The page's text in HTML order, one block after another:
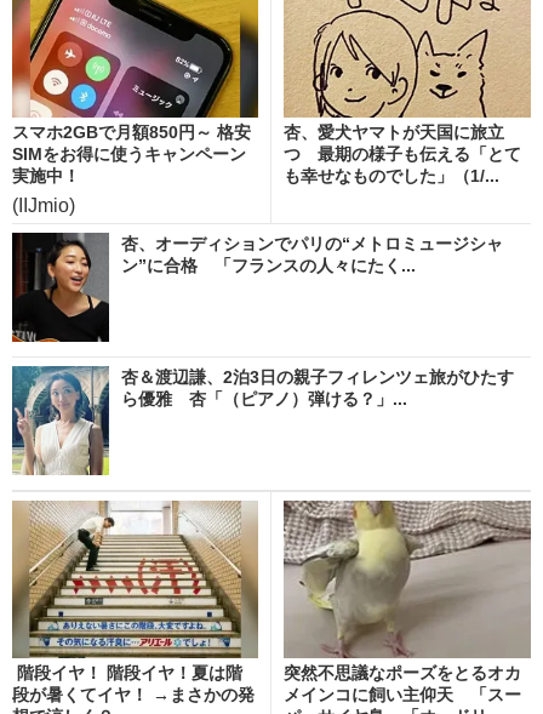
スマホ2GBで月額850円～ 格安
SIMをお得に使うキャンペーン
実施中！
(IIJmio)
杏、愛犬ヤマトが天国に旅立
つ 最期の様子も伝える「とて
も幸せなものでした」（1/...
杏、オーディションでパリの“メトロミュージシャ
ン”に合格 「フランスの人々にたく...
杏＆渡辺謙、2泊3日の親子フィレンツェ旅がひたす
ら優雅 杏「（ピアノ）弾ける？」...
階段イヤ！ 階段イヤ！夏は階
段が暑くてイヤ！ →まさかの発
突然不思議なポーズをとるオカ
メインコに飼い主仰天 「スー